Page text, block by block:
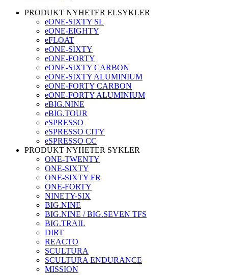
PRODUKT NYHETER ELSYKLER
eONE-SIXTY SL
eONE-EIGHTY
eFLOAT
eONE-SIXTY
eONE-FORTY
eONE-SIXTY CARBON
eONE-SIXTY ALUMINIUM
eONE-FORTY CARBON
eONE-FORTY ALUMINIUM
eBIG.NINE
eBIG.TOUR
eSPRESSO
eSPRESSO CITY
eSPRESSO CC
PRODUKT NYHETER SYKLER
ONE-TWENTY
ONE-SIXTY
ONE-SIXTY FR
ONE-FORTY
NINETY-SIX
BIG.NINE
BIG.NINE / BIG.SEVEN TFS
BIG.TRAIL
DIRT
REACTO
SCULTURA
SCULTURA ENDURANCE
MISSION